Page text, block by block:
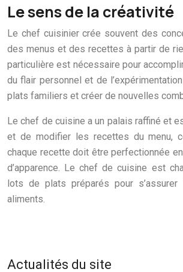
Le sens de la créativité
Le chef cuisinier crée souvent des
des menus et des recettes à partir de
particulière est nécessaire pour
du flair personnel et de
plats familiers et créer de nouvelles
Le chef de cuisine a un palais raffiné et
et de modifier les recettes du menu,
chaque recette doit être perfectionnée
d’apparence. Le chef de cuisine est
lots de plats préparés pour
aliments.
Actualités du site